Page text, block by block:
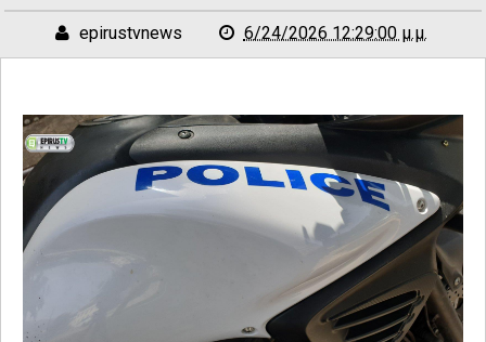
epirustvnews 6/24/2026 12:29:00 μ.μ.